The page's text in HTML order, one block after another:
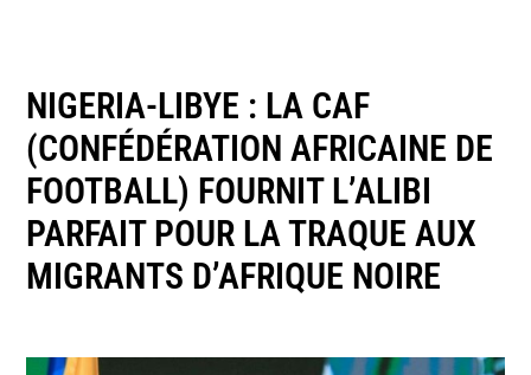
NIGERIA-LIBYE : LA CAF
(CONFÉDÉRATION AFRICAINE DE
FOOTBALL) FOURNIT L’ALIBI
PARFAIT POUR LA TRAQUE AUX
MIGRANTS D’AFRIQUE NOIRE